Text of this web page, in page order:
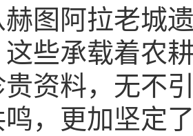
赫图阿拉老城
这些承载着农
贵资料，无不
，更加坚定